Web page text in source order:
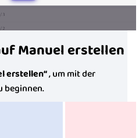
Manuel erstellen
erstellen“, um mit der
beginnen.